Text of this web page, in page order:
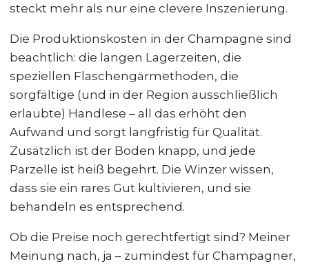
steckt mehr als nur eine clevere Inszenierung.
Die Produktionskosten in der Champagne sind
beachtlich: die langen Lagerzeiten, die
speziellen Flaschengärmethoden, die
sorgfältige (und in der Region ausschließlich
erlaubte) Handlese – all das erhöht den
Aufwand und sorgt langfristig für Qualität.
Zusätzlich ist der Boden knapp, und jede
Parzelle ist heiß begehrt. Die Winzer wissen,
dass sie ein rares Gut kultivieren, und sie
behandeln es entsprechend.
Ob die Preise noch gerechtfertigt sind? Meiner
Meinung nach, ja – zumindest für Champagner,